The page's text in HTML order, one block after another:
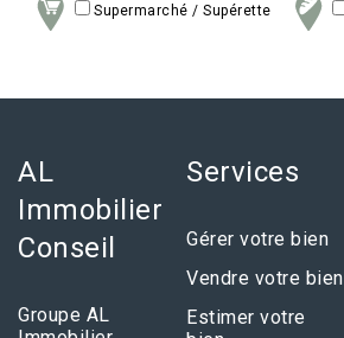
Supermarché / Supérette
AL
Immobilier
Conseil
Groupe AL
Services
Gérer votre bien
Vendre votre bien
Estimer votre